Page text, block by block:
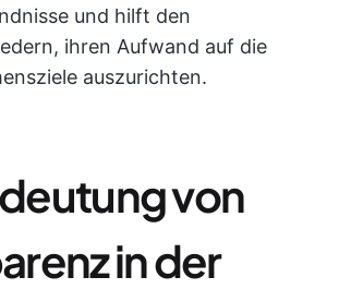
und hilft den
ihren Aufwand auf die
auszurichten.
von
in der